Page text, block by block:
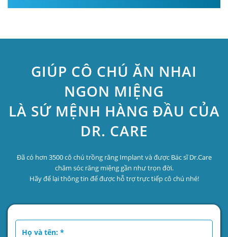
GIÚP CÔ CHÚ ĂN NHAI
NGON MIỆNG
LÀ SỨ MỆNH HÀNG ĐẦU CỦA
DR. CARE
Đã có hơn 3500 cô chú trồng răng Implant và được Bác sĩ Dr.Care
chăm sóc răng miệng gần như trọn đời.
Hãy để lại thông tin để được hỗ trợ trực tiếp cô chú nhé!